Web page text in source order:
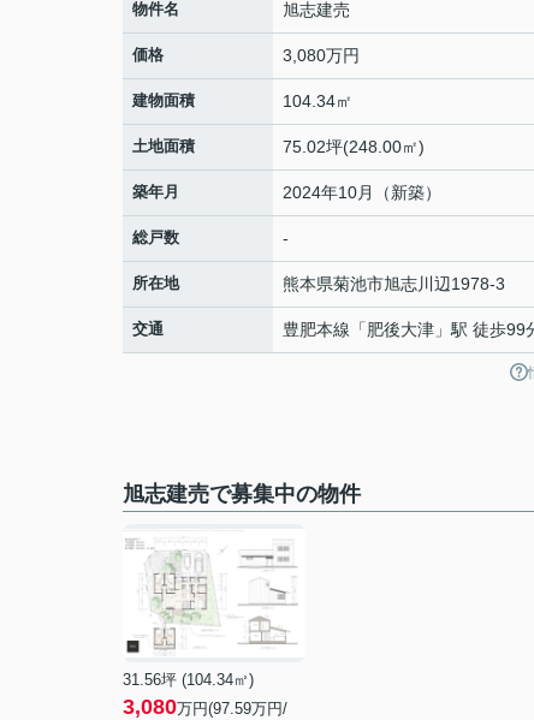
物件名 旭志建売
価格 3,080万円
建物面積 104.34㎡
土地面積 75.02坪(248.00㎡)
築年月 2024年10月（新築）
総戸数 -
所在地 熊本県菊池市旭志川辺 1978-3
交通 豊肥本線 「 肥後大津 」駅 徒歩99
旭志建売で募集中の物件
31.56坪 (104.34㎡)
3,080万円(97.59万円/